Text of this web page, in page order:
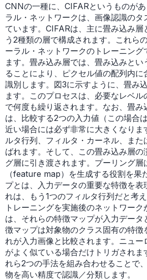
CNNの一種に、CIFARというものが
ラル・ネットワークは、画像認識のタ
ています。CIFARは、主に畳み込み層
う2種類の層で構成されます。これら
ーラル・ネットワークのトレーニング
ます。畳み込み層では、畳み込みとい
ることにより、ピクセル値の配列内に
識別します。図3に示すように、畳み
ます。このプロセスは、必要なレベル
で何度も繰り返されます。なお、畳み
は、比較する2つの入力値（この場合
近い場合には必ず非常に大きくなりま
ルタ行列、フィルタ・カーネル、ま
ばれます。そして、この畳み込み層の
グ層に引き渡されます。プーリング層
（feature map）を生成する役割を果
プとは、入力データの重要な特徴を表
れは、もう1つのフィルタ行列だと考
トレーニングを実施後のネットワーク
は、それらの特徴マップが入力データ
徴マップは対象物のクラス固有の特徴
れが入力画像と比較されます。ニュー
がよく似ている場合だけトリガされま
れら2つの手法を組み合わせることで
物を高い精度で認識／分類します。